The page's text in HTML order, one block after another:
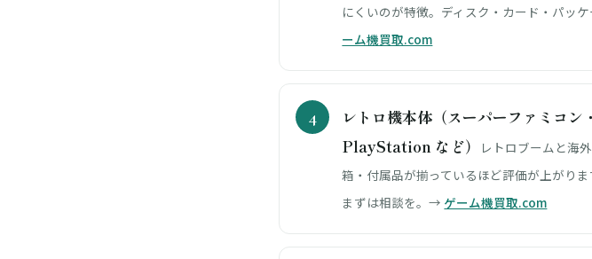
にくいのが特徴。ディスク・カード・パッ
ーム機買取.com
レトロ機本体（スーパーファミコ
PlayStation など）
レトロブームと海
箱・付属品が揃っているほど評価が上がり
まずは相談を。→ ゲーム機買取.com